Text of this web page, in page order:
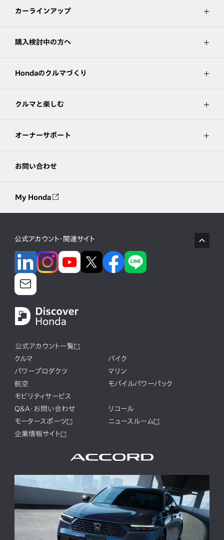
カーラインアップ
購入検討中の方へ
Hondaのクルマづくり
クルマと楽しむ
オーナーサポート
お問い合わせ
My Honda
公式アカウント・関連サイト
公式アカウント一覧
クルマ
バイク
パワープロダクツ
マリン
航空
モバイルパワーパック
モビリティサービス
Q&A・お問い合わせ
リコール
モータースポーツ
ニュースルーム
企業情報サイト